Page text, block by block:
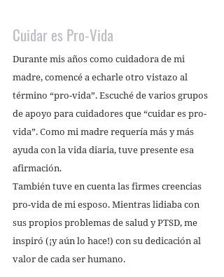
Cuidar es Pro-Vida
Durante mis años como cuidadora de mi
madre, comencé a echarle otro vistazo al
término “pro-vida”. Escuché de varios grupos
de apoyo para cuidadores que “cuidar es pro-
vida”. Como mi madre requería más y más
ayuda con la vida diaria, tuve presente esa
afirmación.
También tuve en cuenta las firmes creencias
pro-vida de mi esposo. Mientras lidiaba con
sus propios problemas de salud y PTSD, me
inspiró (¡y aún lo hace!) con su dedicación al
valor de cada ser humano.